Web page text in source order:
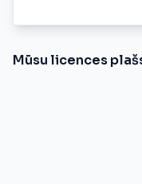
Mūsu licences